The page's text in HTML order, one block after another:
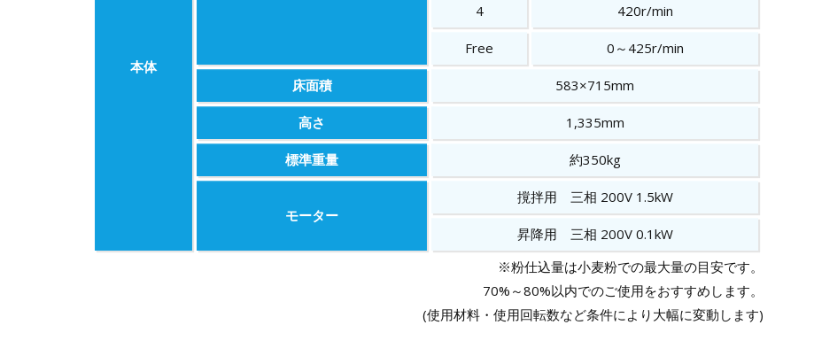
本体
4 420r/min
Free 0～425r/min
床面積 583×715mm
高さ 1,335mm
標準重量 約350kg
モーター
撹拌用 三相 200V 1.5kW
昇降用 三相 200V 0.1kW
※粉仕込量は小麦粉での最大量の目安です。
70%～80%以内でのご使用をおすすめします。
(使用材料・使用回転数など条件により大幅に変動します)